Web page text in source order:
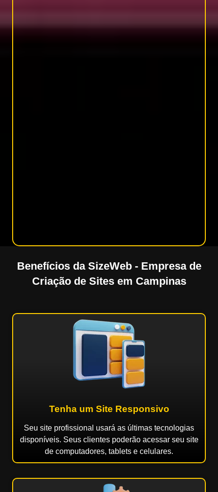
Benefícios da SizeWeb - Empresa de
Criação de Sites em Campinas
Tenha um Site Responsivo
Seu site profissional usará as últimas tecnologias
disponíveis. Seus clientes poderão acessar seu site
de computadores, tablets e celulares.